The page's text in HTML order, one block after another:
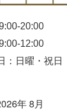
20:00
12:00
：日曜・祝日
年 8月